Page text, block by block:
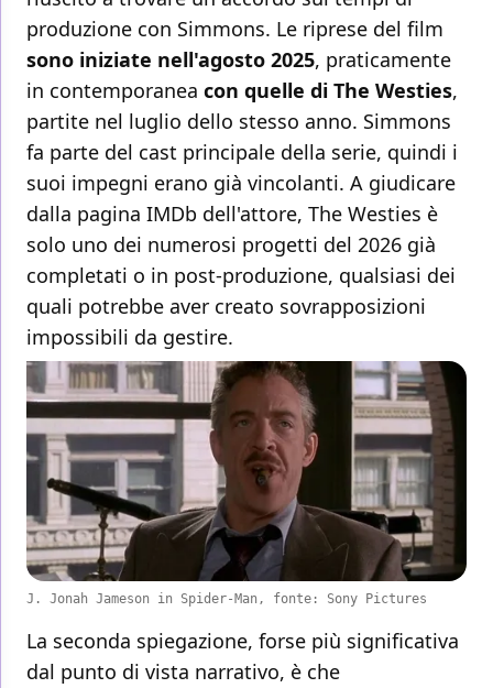
produzione con Simmons. Le riprese del film
sono iniziate nell'agosto 2025, praticamente
in contemporanea con quelle di The Westies,
partite nel luglio dello stesso anno. Simmons
fa parte del cast principale della serie, quindi i
suoi impegni erano già vincolanti. A giudicare
dalla pagina IMDb dell'attore, The Westies è
solo uno dei numerosi progetti del 2026 già
completati o in post-produzione, qualsiasi dei
quali potrebbe aver creato sovrapposizioni
impossibili da gestire.
J. Jonah Jameson in Spider-Man, fonte: Sony Pictures
La seconda spiegazione, forse più significativa
dal punto di vista narrativo, è che